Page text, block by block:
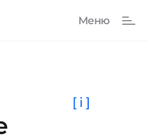
[ i ]